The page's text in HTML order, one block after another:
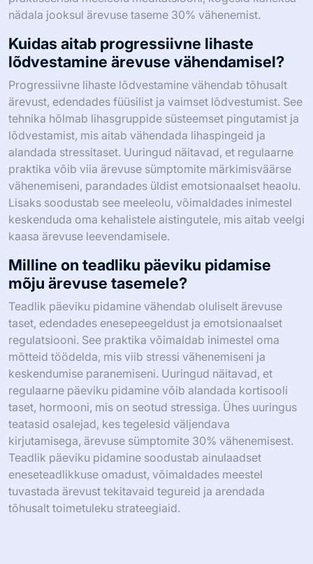
nädala jooksul ärevuse taseme 30% vähenemist.
Kuidas aitab progressiivne lihaste
lõdvestamine ärevuse vähendamisel?
Progressiivne lihaste lõdvestamine vähendab tõhusalt
ärevust, edendades füüsilist ja vaimset lõdvestumist. See
tehnika hõlmab lihasgruppide süsteemset pingutamist ja
lõdvestamist, mis aitab vähendada lihaspingeid ja
alandada stressitaset. Uuringud näitavad, et regulaarne
praktika võib viia ärevuse sümptomite märkimisväärse
vähenemiseni, parandades üldist emotsionaalset heaolu.
Lisaks soodustab see meeleolu, võimaldades inimestel
keskenduda oma kehalistele aistingutele, mis aitab veelgi
kaasa ärevuse leevendamisele.
Milline on teadliku päeviku pidamise
mõju ärevuse tasemele?
Teadlik päeviku pidamine vähendab oluliselt ärevuse
taset, edendades enesepeegeldust ja emotsionaalset
regulatsiooni. See praktika võimaldab inimestel oma
mõtteid töödelda, mis viib stressi vähenemiseni ja
keskendumise paranemiseni. Uuringud näitavad, et
regulaarne päeviku pidamine võib alandada kortisooli
taset, hormooni, mis on seotud stressiga. Ühes uuringus
teatasid osalejad, kes tegelesid väljendava
kirjutamisega, ärevuse sümptomite 30% vähenemisest.
Teadlik päeviku pidamine soodustab ainulaadset
eneseteadlikkuse omadust, võimaldades meestel
tuvastada ärevust tekitavaid tegureid ja arendada
tõhusalt toimetuleku strateegiaid.